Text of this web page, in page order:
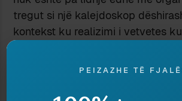
tregut si një kalejdoskop
kontekst ku realizimi i vetvetes
brenda atij kalejdoskopi, vetë
Në këtë mënyrë, seksualiteti nuk
PEIZAZHE TË